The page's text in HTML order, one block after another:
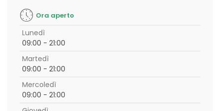
Ora aperto
Lunedì
09:00 - 21:00
Martedì
09:00 - 21:00
Mercoledì
09:00 - 21:00